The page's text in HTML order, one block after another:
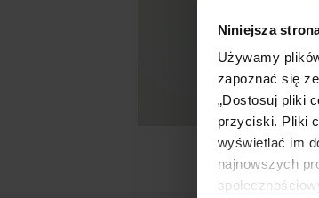
Niniejsza
Używamy
zapoznać się
„Dostosuj pliki
przyciski. Pliki
wyświetlać im
najnowszych